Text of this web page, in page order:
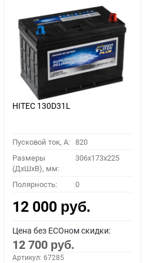
HITEC 130D31L
Пусковой ток, A: 820
Размеры
(ДхШхВ), мм:
306x173x225
Полярность: 0
12 000 руб.
Цена без ECOном скидки:
12 700 руб.
Артикул: 67285